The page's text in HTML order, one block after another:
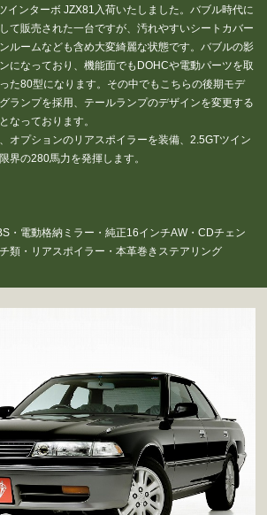
インターボ JZX81入荷いたしました。バブル時代に
て販売された一台ですが、汚れやすいシートカバー
ルームなども含め大変綺麗な状態です。バブルの影
になっており、機能面でもDOHCや電動パーツを取
た80型になります。その中でもこちらの後期モデ
ランプを採用、テールランプのデザインを変更する
なっております。
オプションのリアスポイラーを装備、2.5GTツイン
界の280馬力を発揮します。
・電動格納ミラー・純正16インチAW・CDチェン
類・リアスポイラー・本革巻きステアリング